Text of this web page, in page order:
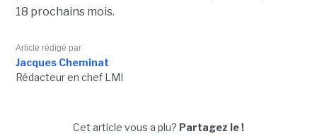
18 prochains mois.
Article rédigé par
Jacques Cheminat
Rédacteur en chef LMI
Cet article vous a plu? Partagez le !